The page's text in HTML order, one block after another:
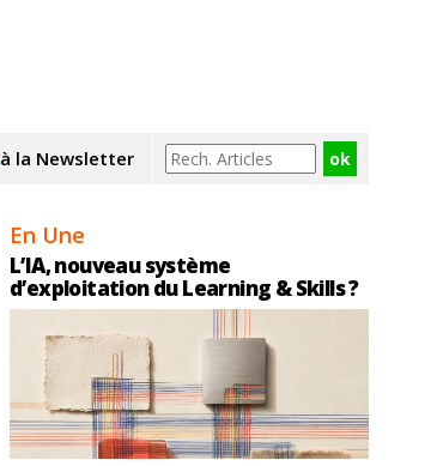
à la Newsletter
En Une
L’IA, nouveau système
d’exploitation du Learning & Skills ?